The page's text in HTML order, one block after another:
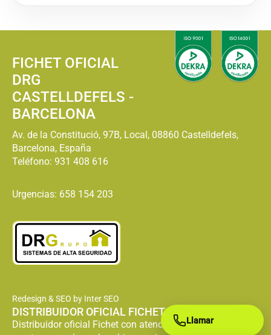
FICHET OFICIAL
DRG
CASTELLDEFELS -
BARCELONA
Av. de la Constitució, 97B, Local, 08860 Castelldefels,
Barcelona, España
Teléfono: 931 408 616
Urgencias: 658 154 203
Redesign & SEO by Inter SEO
DISTRIBUIDOR OFICIAL FICHET
Distribuidor oficial Fichet con atención especializada en
Llamar